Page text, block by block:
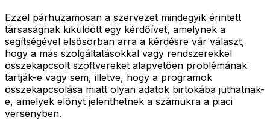
Ezzel párhuzamosan a szervezet mindegyik érintett
társaságnak kiküldött egy kérdőívet, amelynek a
segítségével elsősorban arra a kérdésre vár választ,
hogy a más szolgáltatásokkal vagy rendszerekkel
összekapcsolt szoftvereket alapvetően problémának
tartják-e vagy sem, illetve, hogy a programok
összekapcsolása miatt olyan adatok birtokába juthatnak-
e, amelyek előnyt jelenthetnek a számukra a piaci
versenyben.